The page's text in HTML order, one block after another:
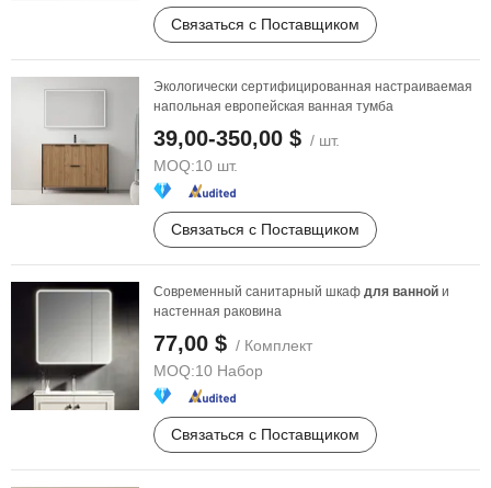
Связаться с Поставщиком
Экологически сертифицированная настраиваемая
напольная европейская ванная тумба
39,00-350,00 $ / шт.
MOQ:10 шт.
Связаться с Поставщиком
Современный санитарный шкаф для ванной и
настенная раковина
77,00 $ / Комплект
MOQ:10 Набор
Связаться с Поставщиком